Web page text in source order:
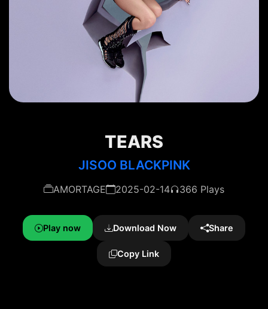
TEARS
JISOO BLACKPINK
AMORTAGE 2025-02-14 366 Plays
Play now Download Now Share
Copy Link